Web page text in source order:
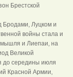
Брестской
Бродами, Луцком и
войны стала и
и Лиепаи, на
Великой
до середины июля
Красной Армии,